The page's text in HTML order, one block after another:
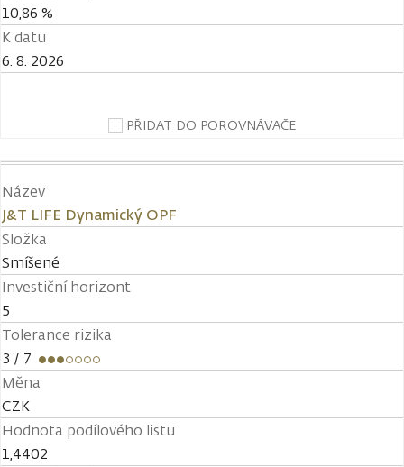
10,86 %
K datu
6. 8. 2026
PŘIDAT DO POROVNÁVAČE
Název
J&T LIFE Dynamický OPF
Složka
Smíšené
Investiční horizont
5
Tolerance rizika
3 / 7
Měna
CZK
Hodnota podílového listu
1,4402